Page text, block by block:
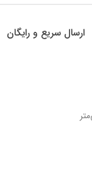
ارسال سریع و رایگان